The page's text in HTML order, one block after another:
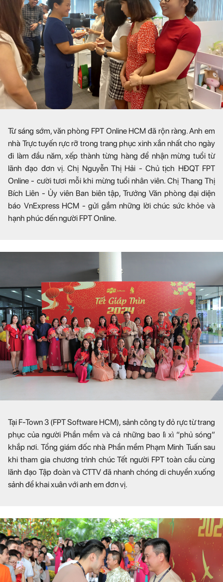
Từ sáng sớm, văn phòng FPT Online HCM đã rộn ràng. Anh em
nhà Trực tuyến rực rỡ trong trang phục xinh xắn nhất cho ngày
đi làm đầu năm, xếp thành từng hàng để nhận mừng tuổi từ
lãnh đạo đơn vị. Chị Nguyễn Thị Hải - Chủ tịch HĐQT FPT
Online - cười tươi mỗi khi mừng tuổi nhân viên. Chị Thang Thị
Bích Liên - Ủy viên Ban biên tập, Trưởng Văn phòng đại diện
báo VnExpress HCM - gửi gắm những lời chúc sức khỏe và
hạnh phúc đến người FPT Online.
Tại F-Town 3 (FPT Software HCM), sảnh công ty đỏ rực từ trang
phục của người Phần mềm và cả những bao lì xì “phủ sóng”
khắp nơi. Tổng giám đốc nhà Phần mềm Phạm Minh Tuấn sau
khi tham gia chương trình chúc Tết người FPT toàn cầu cùng
lãnh đạo Tập đoàn và CTTV đã nhanh chóng di chuyển xuống
sảnh để khai xuân với anh em đơn vị.